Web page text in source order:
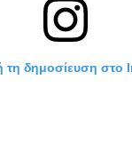
τη δημοσίευση στο